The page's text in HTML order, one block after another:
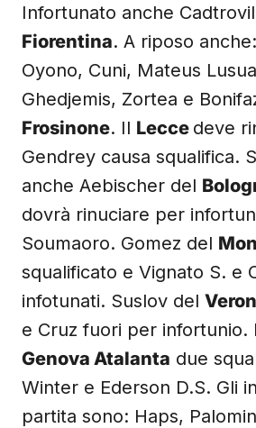
Infortunato anche
Fiorentina. A riposo
Oyono, Cuni, Mateus
Ghedjemis, Zortea e
Frosinone. Il Lecce deve
Gendrey causa squalifica.
anche Aebischer del
dovrà rinuciare per
Soumaoro. Gomez del
squalificato e Vignato S. e
infotunati. Suslov del
e Cruz fuori per infortunio.
Genova Atalanta due
Winter e Ederson D.S. Gli
partita sono: Haps,